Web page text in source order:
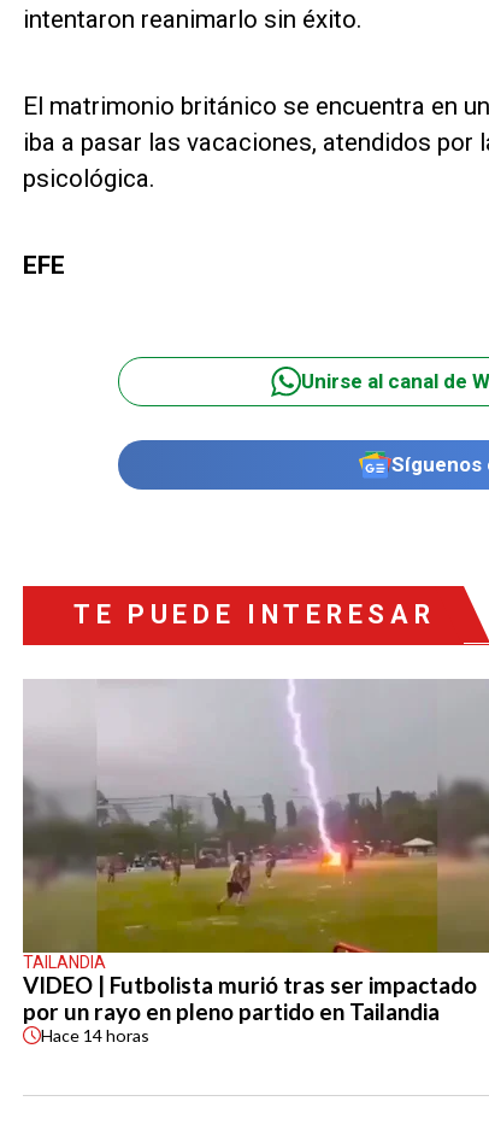
intentaron reanimarlo sin éxito.
El matrimonio británico se encuentra en
iba a pasar las vacaciones, atendidos por
psicológica.
EFE
Unirse al canal de
Síguenos
TE PUEDE INTERESAR
TAILANDIA
VIDEO | Futbolista murió tras ser impactado
por un rayo en pleno partido en Tailandia
Hace 14 horas